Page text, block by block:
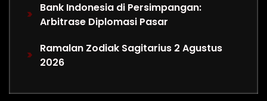
Bank Indonesia di Persimpangan:
Arbitrase Diplomasi Pasar
Ramalan Zodiak Sagitarius 2 Agustus
2026